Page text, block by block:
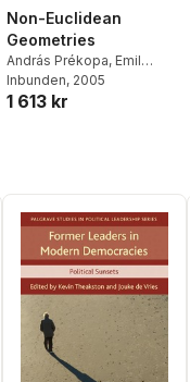
Non-Euclidean
Geometries
András Prékopa, Emil
Molnár
Inbunden, 2005
1 613 kr